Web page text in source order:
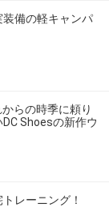
備の軽キャンパ
らの時季に頼り
Shoesの新作ウ
レーニング！